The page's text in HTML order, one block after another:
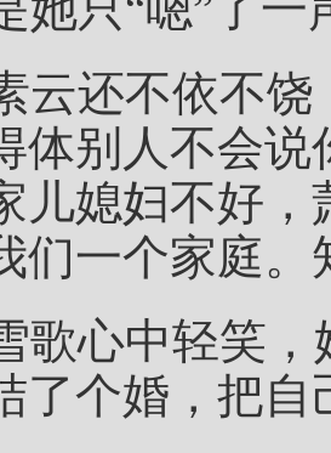
云还不依不
体别人不会说
儿媳妇不好，
们一个家庭。
歌心中轻笑
了个婚，把自